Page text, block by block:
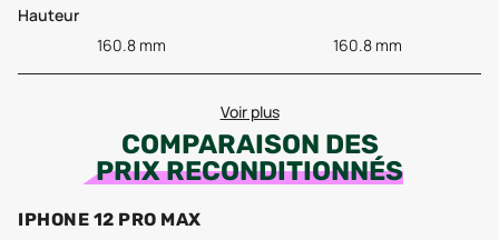
Hauteur
160.8 mm
160.8 mm
Voir plus
COMPARAISON DES
PRIX RECONDITIONNÉS
IPHONE 12 PRO MAX